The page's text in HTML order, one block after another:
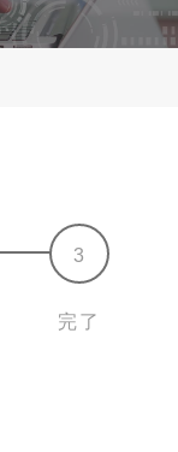
完了